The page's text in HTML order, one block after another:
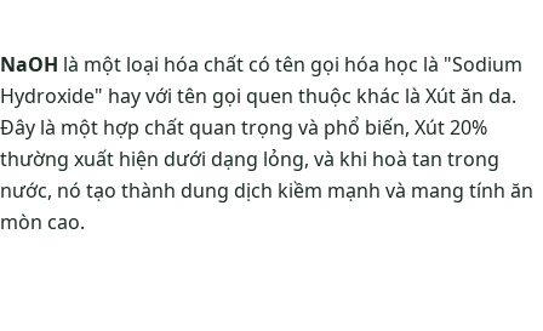
NaOH là một loại hóa chất có tên gọi hóa học là "Sodium
Hydroxide" hay với tên gọi quen thuộc khác là Xút ăn da.
Đây là một hợp chất quan trọng và phổ biến, Xút 20%
thường xuất hiện dưới dạng lỏng, và khi hoà tan trong
nước, nó tạo thành dung dịch kiềm mạnh và mang tính ăn
mòn cao.